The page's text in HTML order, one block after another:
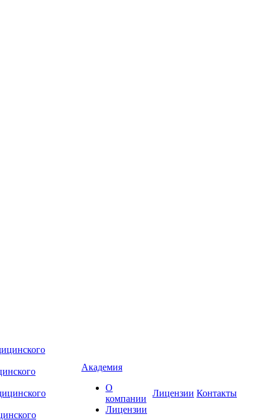
Академия
О
компании
Лицензии
Лицензии Контакты